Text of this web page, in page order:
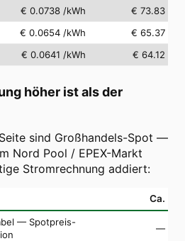
€ 0.0738 /kWh
€ 73.83
€ 0.0654 /kWh
€ 65.37
€ 0.0641 /kWh € 64.12
höher ist als der
sind Großhandels-Spot —
Nord Pool / EPEX-Markt
Stromrechnung addiert:
Ca.
— Spotpreis-
—